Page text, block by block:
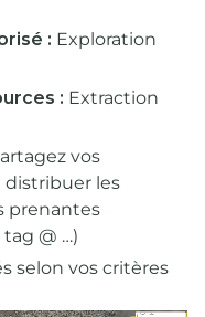
: Exploration
: Extraction
vos
distribuer les
prenantes
@ …)
selon vos critères